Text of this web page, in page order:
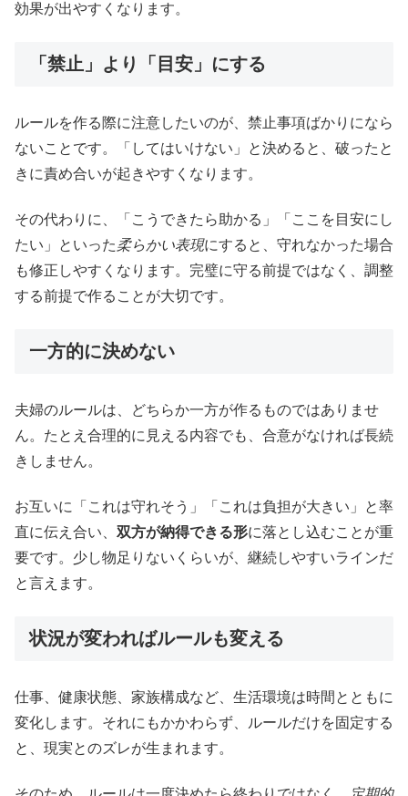
効果が出やすくなります。
「禁止」より「目安」にする
ルールを作る際に注意したいのが、禁止事項ばかりになら
ないことです。「してはいけない」と決めると、破ったと
きに責め合いが起きやすくなります。
その代わりに、「こうできたら助かる」「ここを目安にし
たい」といった柔らかい表現にすると、守れなかった場合
も修正しやすくなります。完璧に守る前提ではなく、調整
する前提で作ることが大切です。
一方的に決めない
夫婦のルールは、どちらか一方が作るものではありませ
ん。たとえ合理的に見える内容でも、合意がなければ長続
きしません。
お互いに「これは守れそう」「これは負担が大きい」と率
直に伝え合い、 双方が納得できる形に落とし込むことが重
要です。少し物足りないくらいが、継続しやすいラインだ
と言えます。
状況が変わればルールも変える
仕事、健康状態、家族構成など、生活環境は時間とともに
変化します。それにもかかわらず、ルールだけを固定する
と、現実とのズレが生まれます。